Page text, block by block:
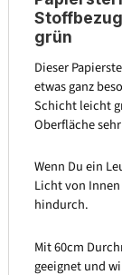
grün
Dieser
etwas ganz
Schicht leicht
Oberfläche
Wenn Du ein
Licht von
hindurch.
Mit 60cm
geeignet und